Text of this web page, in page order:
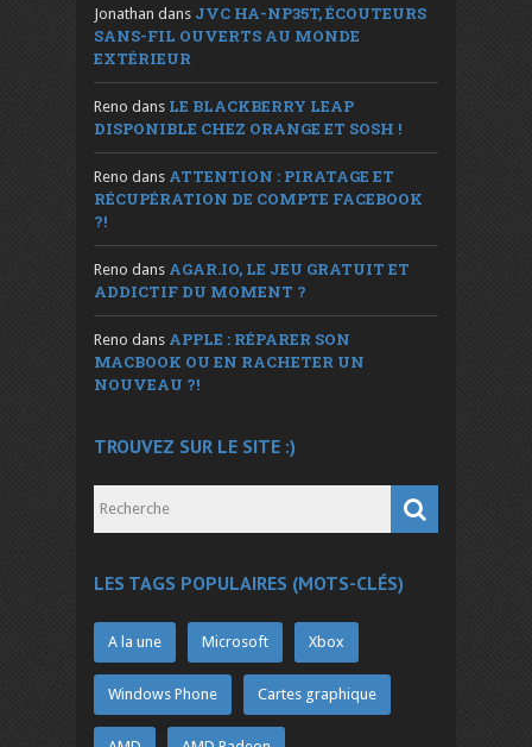
Jonathan dans JVC HA-NP35T, ÉCOUTEURS
SANS-FIL OUVERTS AU MONDE
EXTÉRIEUR
Reno dans LE BLACKBERRY LEAP
DISPONIBLE CHEZ ORANGE ET SOSH !
Reno dans ATTENTION : PIRATAGE ET
RÉCUPÉRATION DE COMPTE FACEBOOK
?!
Reno dans AGAR.IO, LE JEU GRATUIT ET
ADDICTIF DU MOMENT ?
Reno dans APPLE : RÉPARER SON
MACBOOK OU EN RACHETER UN
NOUVEAU ?!
TROUVEZ SUR LE SITE :)
LES TAGS POPULAIRES (MOTS-CLÉS)
A la une Microsoft Xbox
Windows Phone Cartes graphique